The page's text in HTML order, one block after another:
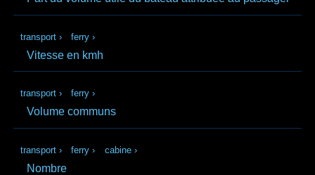
transport › ferry ›
Vitesse en kmh
transport › ferry ›
Volume communs
transport › ferry › cabine ›
Nombre